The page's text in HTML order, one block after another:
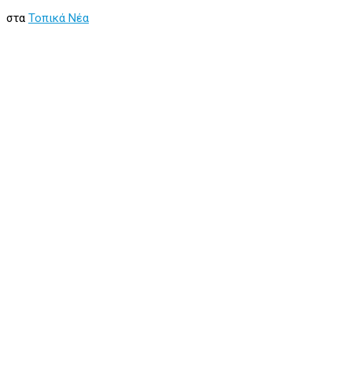
στα Τοπικά Νέα